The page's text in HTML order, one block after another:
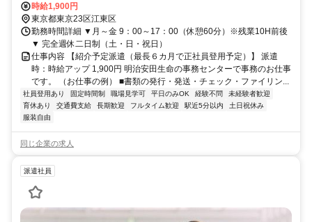
糸町駅（バス15分） 京葉線 新木場駅（バス15分）
時給1,900円
東京都東京23区江東区
勤務時間詳細 ▼月～金 9：00～17：00（休憩60分）※残業10H前後
▼ 完全週休二日制（土・日・祝日）
仕事内容 【紹介予定派遣（最長６カ月で正社員登用予定）】 派遣
時：時給アップ 1,900円 明治安田生命の事務センターで事務のお仕事
です。 （お仕事の例） ■書類の発行・発送・チェック・ファイリン...
社員登用あり 固定時間制 職場見学可 平日のみOK 経験不問
未経験者歓迎
育休あり
交通費支給 長期歓迎 フルタイム歓迎 駅近5分以内
土日祝休み
服装自由
同じ企業の求人
派遣社員